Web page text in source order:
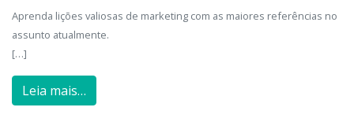
Aprenda lições valiosas de marketing com as maiores referências no
assunto atualmente.
[…]
Leia mais…